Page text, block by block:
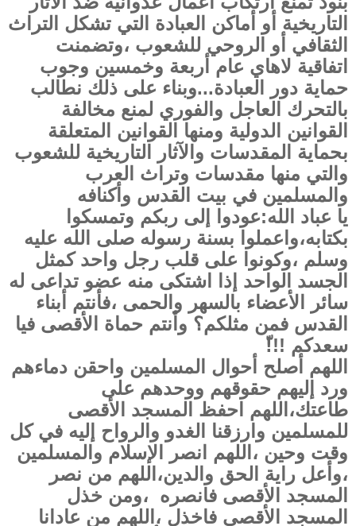
التاريخية أو أماكن العبادة التي تشكل التراث
الثقافي أو الروحي للشعوب ،وتضمنت
اتفاقية لاهاي عام أربعة وخمسين وجوب
حماية دور العبادة...وبناء على ذلك نطالب
بالتحرك العاجل والفوري لمنع مخالفة
القوانين الدولية ومنها القوانين المتعلقة
بحماية المقدسات والآثار التاريخية للشعوب
والتي منها مقدسات وتراث العرب
والمسلمين في بيت القدس وأكنافه
يا عباد الله:عودوا إلى ربكم وتمسكوا
بكتابه،واعملوا بسنة رسوله صلى الله عليه
وسلم ،وكونوا على قلب رجل واحد كمثل
الجسد الواحد إذا اشتكى منه عضو تداعى له
سائر الأعضاء بالسهر والحمى ،فأنتم أبناء
القدس فمن مثلكم؟ وأنتم حماة الأقصى فيا
سعدكم !!!ّ
اللهم أصلح أحوال المسلمين واحقن دماءهم
ورد إليهم حقوقهم ووحدهم على
طاعتك،اللهم احفظ المسجد الأقصى
للمسلمين وارزقنا الغدو والرواح إليه في كل
وقت وحين ،اللهم انصر الإسلام والمسلمين
،وأعل راية الحق والدين،اللهم من نصر
المسجد الأقصى فانصره ،ومن خذل
المسجد الأقصى فاخذل ،اللهم من عادانا